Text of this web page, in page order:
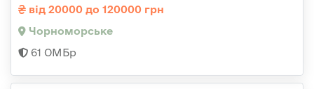
від 20000 до 120000 грн
Чорноморське
61 ОМБр